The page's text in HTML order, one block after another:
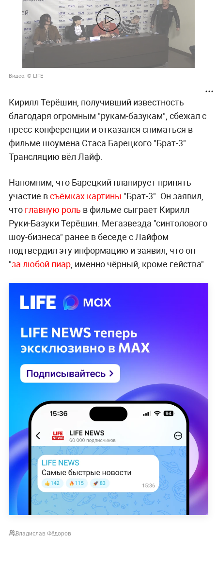
Видео: © L!FE
Кирилл Терёшин, получивший известность
благодаря огромным "рукам-базукам", сбежал с
пресс-конференции и отказался сниматься в
фильме шоумена Стаса Барецкого "Брат-3".
Трансляцию вёл Лайф.
Напомним, что Барецкий планирует принять
участие всъёмках картины "Брат-3". Он заявил,
что главную роль в фильме сыграет Кирилл
Руки-Базуки Терёшин. Мегазвезда "синтолового
шоу-бизнеса" ранее в беседе с Лайфом
подтвердил эту информацию и заявил, что он
"за любой пиар, именно чёрный, кроме гейства".
Владислав Фёдоров